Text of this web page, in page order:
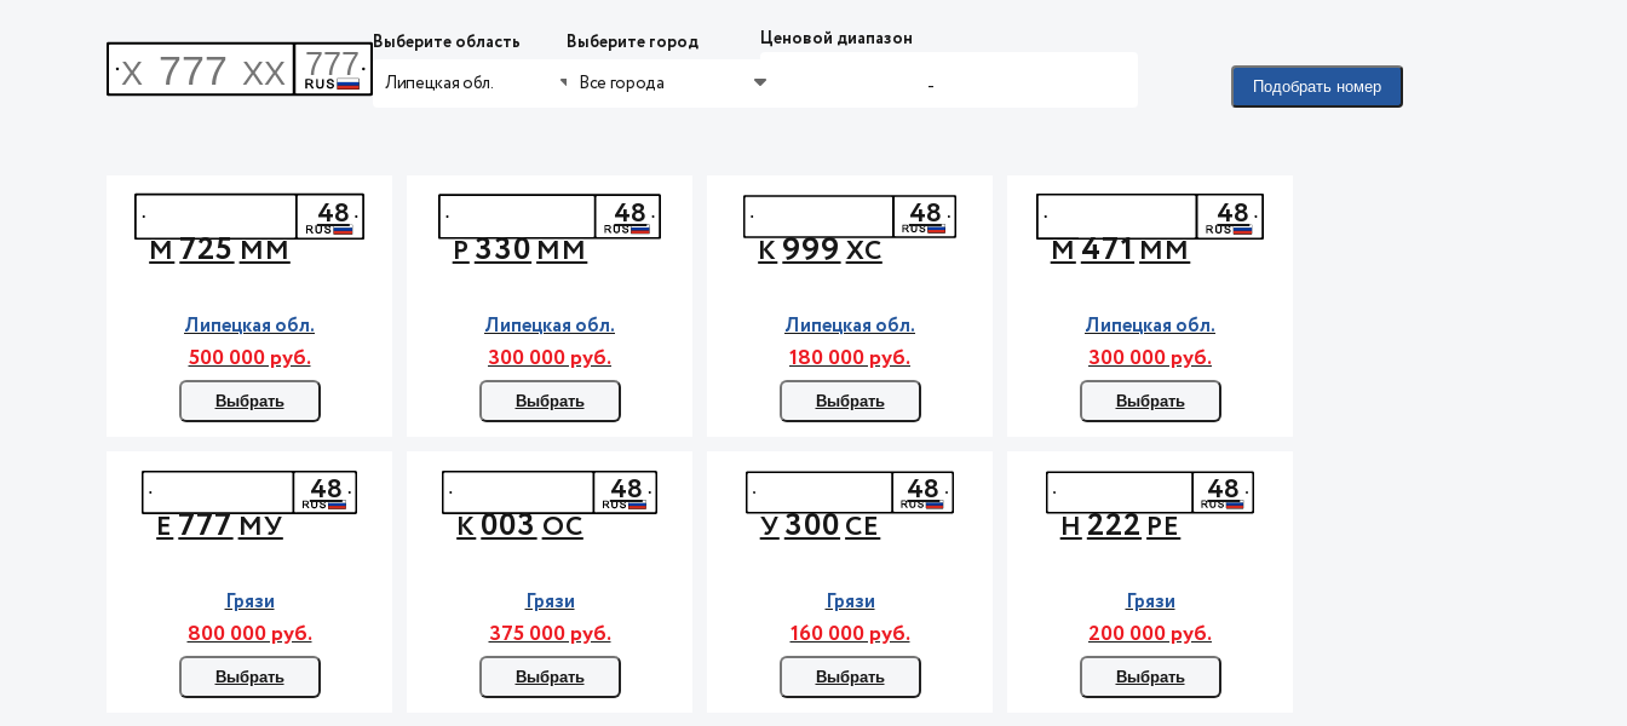
Выберите область
Липецкая обл.
Выберите город
Все города
Ценовой диапазон
- Подобрать номер
М725ММ
48
Липецкая обл.
500 000 руб.
Выбрать
Р330ММ
48
Липецкая обл.
300 000 руб.
Выбрать
К999ХС
48
Липецкая обл.
180 000 руб.
Выбрать
М471ММ
48
Липецкая обл.
300 000 руб.
Выбрать
Е777МУ
48
Грязи
800 000 руб.
Выбрать
К003ОС
48
Грязи
375 000 руб.
Выбрать
У300СЕ
48
Грязи
160 000 руб.
Выбрать
Н222РЕ
48
Грязи
200 000 руб.
Выбрать